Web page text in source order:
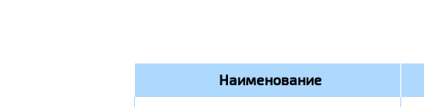
Наименование